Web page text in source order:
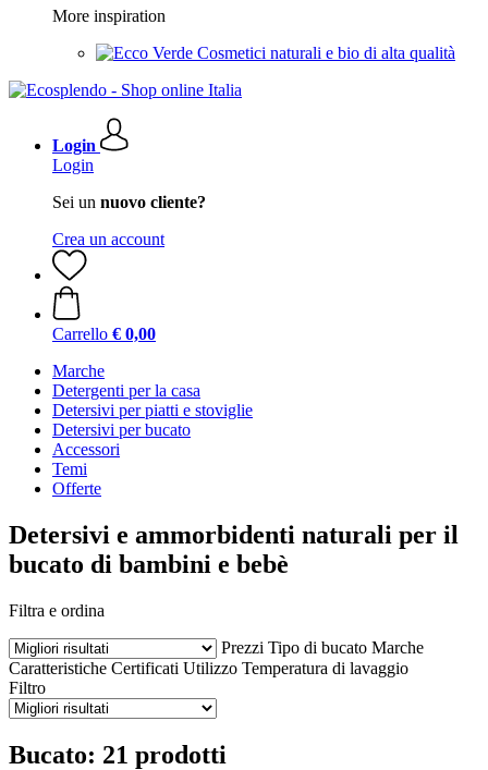
More inspiration
Cosmetici naturali e bio di alta qualità
Login
Login
Sei un nuovo cliente?
Crea un account
Carrello € 0,00
Marche
Detergenti per la casa
Detersivi per piatti e stoviglie
Detersivi per bucato
Accessori
Temi
Offerte
Detersivi e ammorbidenti naturali per il
bucato di bambini e bebè
Filtra e ordina
Prezzi Tipo di bucato Marche
Caratteristiche Certificati Utilizzo Temperatura di lavaggio
Filtro
Bucato: 21 prodotti